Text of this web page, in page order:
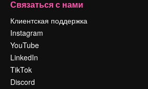
Связаться с нами
Клиентская поддержка
Instagram
YouTube
LinkedIn
TikTok
Discord